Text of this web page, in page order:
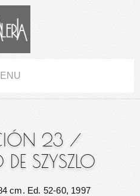
23 /
SZYSZLO
cm. Ed. 52-60, 1997